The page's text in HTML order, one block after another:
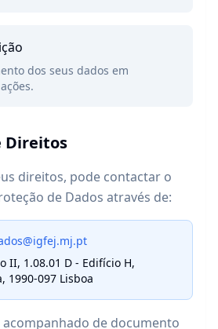
dos seus dados em
Direitos
direitos, pode contactar o
de Dados através de:
II, 1.08.01 D - Edifício H,
1990-097 Lisboa
acompanhado de documento